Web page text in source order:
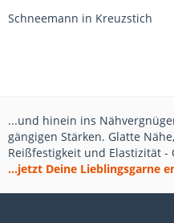
Schneemann in Kreuzstich
...und hinein ins
gängigen Stärken. Glatte
Reißfestigkeit und Elastizität
...jetzt Deine Lieblingsgarne